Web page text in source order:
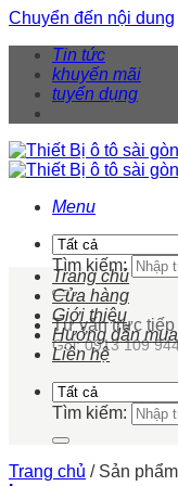
Chuyển đến nội dung
Tin tức
khuyến mãi
tuyển dụng
Menu
Tìm kiếm:
Tư vấn trực tiếp
Gọi: 0913 109
Trang chủ
Cửa hàng
Giới thiệu
Hướng dẫn
Liên hệ
Tìm kiếm:
Trang chủ /Sản